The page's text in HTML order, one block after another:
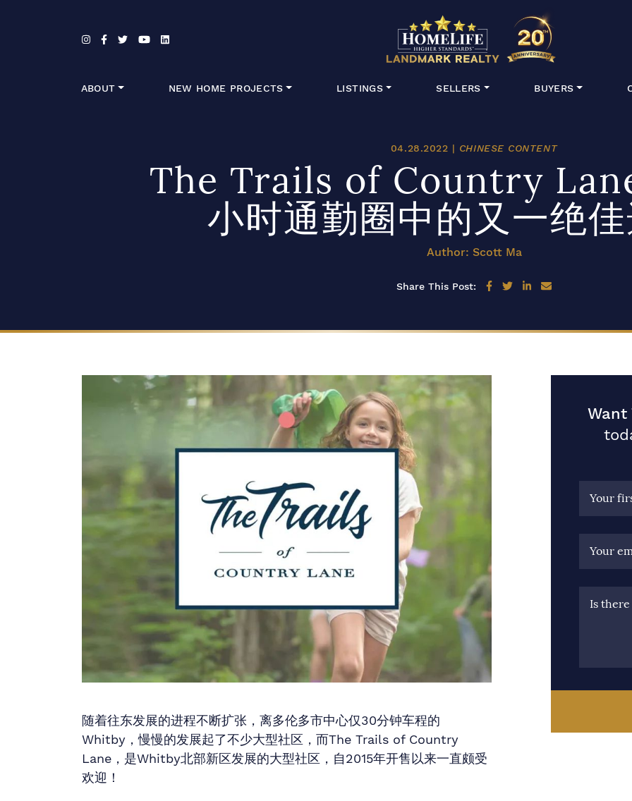
HomeLife
ABOUT NEW HOME PROJECTS LISTINGS SELLERS BUYERS
04.28.2022 | CHINESE CONTENT
The Trails of Country
小时通勤圈中的又一绝
Author: Scott Ma
Share This Post: Share on Facebook
Share on Twitter
Share on LinkedIn
Share via email
随着往东发展的进程不断扩张，离多伦多市中心仅30分钟车程的
Whitby，慢慢的发展起了不少大型社区，而The Trails of Country
Lane，是Whitby北部新区发展的大型社区，自2015年开售以来一直颇受
欢迎！
Want
Your
Your
Is